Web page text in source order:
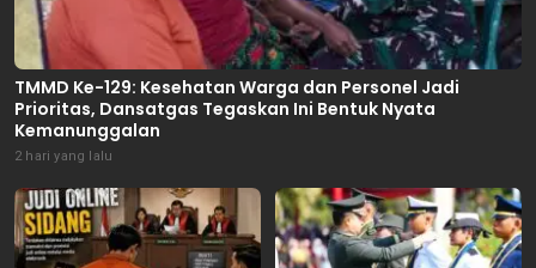
TMMD Ke-129: Kesehatan Warga dan Personel Jadi
Prioritas, Dansatgas Tegaskan Ini Bentuk Nyata
Kemanunggalan
2 hari yang lalu